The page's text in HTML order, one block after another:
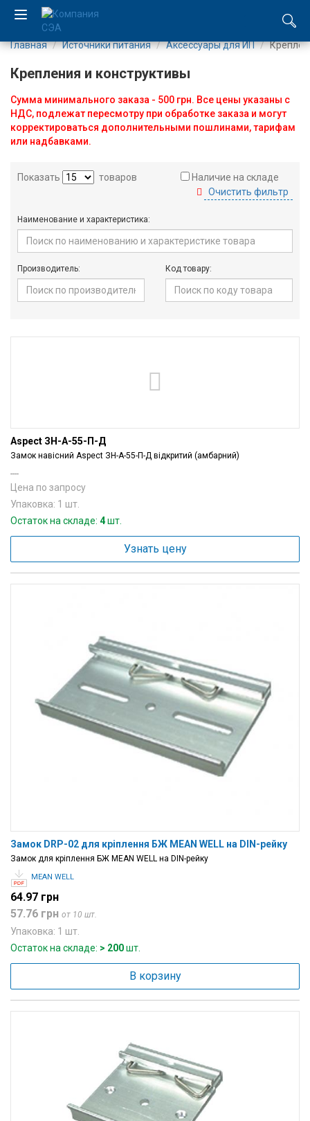
Компания
Услуги
Вакансии
Доставка
Тех.
поддержка
Блог
Главная Источники питания Аксессуары для ИП
Крепления и конструктивы
Сумма минимального заказа - 500 грн. Все цены указаны с
НДС, подлежат пересмотру при обработке заказа и могут
корректироваться дополнительными пошлинами, тарифам
или надбавками.
Показать товаров
Наличие на складе
Очистить фильтр
Наименование и характеристика:
Производитель: Код товару:
Aspect ЗН-А-55-П-Д
Замок навісний Aspect ЗН-А-55-П-Д відкритий (амбарний)
----
Цена по запросу
Упаковка: 1 шт.
Остаток на складе: 4шт.
Узнать цену
Замок DRP-02 для кріплення БЖ MEAN WELL на DIN-рейку
Замок для кріплення БЖ MEAN WELL на DIN-рейку
MEAN WELL
64.97 грн
57.76 грн от 10 шт.
Упаковка: 1 шт.
Остаток на складе: > 200шт.
В корзину